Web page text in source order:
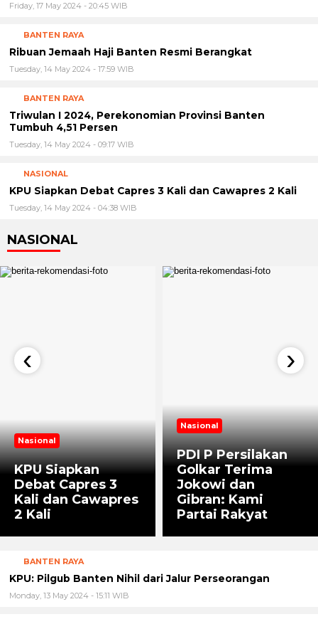
Friday, 17 May 2024 - 20:45 WIB
BANTEN RAYA
Ribuan Jemaah Haji Banten Resmi Berangkat
Tuesday, 14 May 2024 - 17:59 WIB
BANTEN RAYA
Triwulan I 2024, Perekonomian Provinsi Banten
Tumbuh 4,51 Persen
Tuesday, 14 May 2024 - 09:17 WIB
NASIONAL
KPU Siapkan Debat Capres 3 Kali dan Cawapres 2 Kali
Tuesday, 14 May 2024 - 04:38 WIB
NASIONAL
Nasional
KPU Siapkan
Debat Capres 3
Kali dan Cawapres
2 Kali
Nasional
PDI P Persilakan
Golkar Terima
Jokowi dan
Gibran: Kami
Partai Rakyat
‹ ›
BANTEN RAYA
KPU: Pilgub Banten Nihil dari Jalur Perseorangan
Monday, 13 May 2024 - 15:11 WIB